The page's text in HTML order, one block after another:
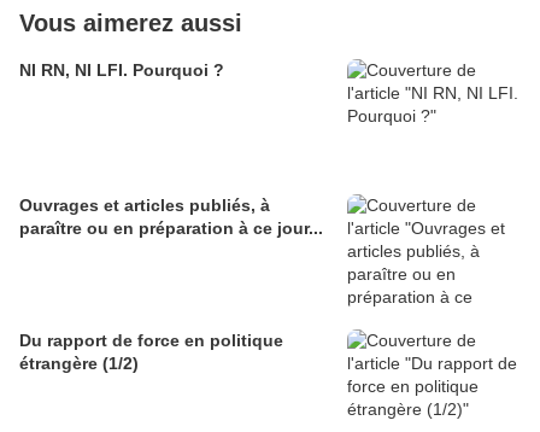
Vous aimerez aussi
NI RN, NI LFI. Pourquoi ?
Ouvrages et articles publiés, à
paraître ou en préparation à ce jour...
Du rapport de force en politique
étrangère (1/2)